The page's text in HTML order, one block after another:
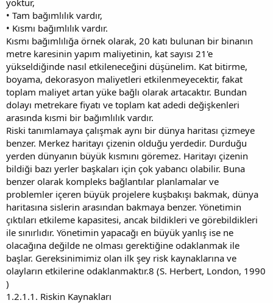
• Tam bağımlılık vardır,
• Kısmı bağımlılık vardır.
Kısmı bağımlılığa örnek olarak, 20 katı bulunan bir binanın
metre karesinin yapım maliyetinin, kat sayısı 21'e
yükseldiğinde nasıl etkileneceğini düşünelim. Kat bitirme,
boyama, dekorasyon maliyetleri etkilenmeyecektir, fakat
toplam maliyet artan yüke bağlı olarak artacaktır. Bundan
dolayı metrekare fiyatı ve toplam kat adedi değişkenleri
arasında kısmi bir bağımlılık vardır.
Riski tanımlamaya çalışmak aynı bir dünya haritası çizmeye
benzer. Merkez haritayı çizenin olduğu yerdedir. Durduğu
yerden dünyanın büyük kısmını göremez. Haritayı çizenin
bildiği bazı yerler başkaları için çok yabancı olabilir. Buna
benzer olarak kompleks bağlantılar planlamalar ve
problemler içeren büyük projelere kuşbakışı bakmak, dünya
haritasına sislerin arasından bakmaya benzer. Yönetimin
çıktıları etkileme kapasitesi, ancak bildikleri ve görebildikleri
ile sınırlıdır. Yönetimin yapacağı en büyük yanlış ise ne
olacağına değilde ne olması gerektiğine odaklanmak ile
başlar. Gereksinimimiz olan ilk şey risk kaynaklarına ve
olayların etkilerine odaklanmaktır.8 (S. Herbert, London, 1990
)
1.2.1.1. Riskin Kaynakları